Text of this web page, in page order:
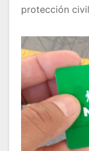
protección